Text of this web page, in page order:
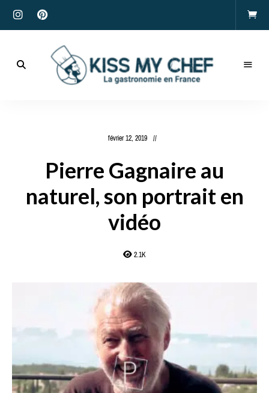
février 12, 2019
Pierre Gagnaire au
naturel, son portrait en
vidéo
2.1K